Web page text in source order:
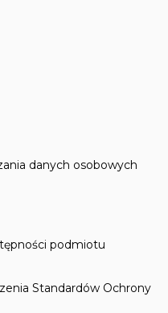
danych osobowych
podmiotu
Standardów Ochrony